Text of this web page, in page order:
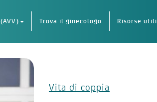
Trova il ginecologo Risorse utili
Vita di coppia